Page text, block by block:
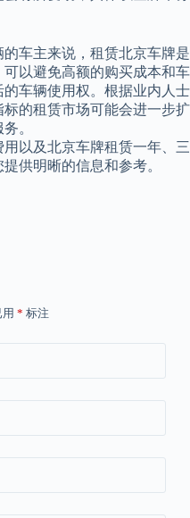
车主来说，租赁北京车牌是
以避免高额的购买成本和车
车辆使用权。根据业内人士
的租赁市场可能会进一步扩
。
以及北京车牌租赁一年、三
供明晰的信息和参考。
* 标注